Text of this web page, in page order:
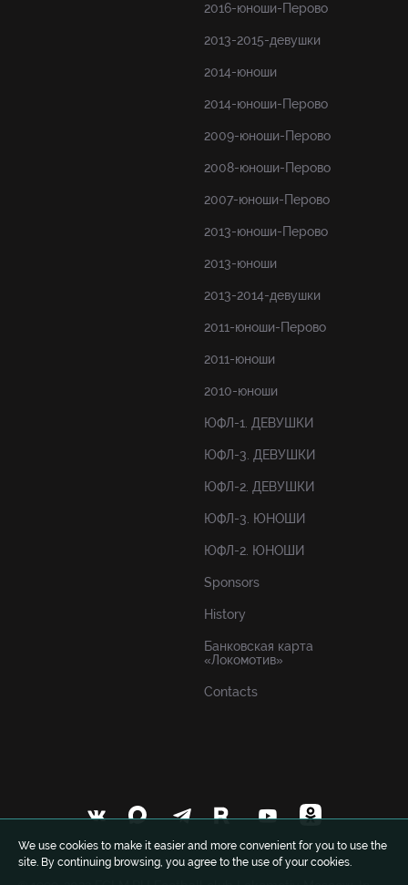
We use cookies to make it easier and more convenient for you to use the
site. By continuing browsing, you agree to the use of your cookies.
2016-юноши-Перово
2013-2015-девушки
2014-юноши
2014-юноши-Перово
2009-юноши-Перово
2008-юноши-Перово
2007-юноши-Перово
2013-юноши-Перово
2013-юноши
2013-2014-девушки
2011-юноши-Перово
2011-юноши
2010-юноши
ЮФЛ-1. ДЕВУШКИ
ЮФЛ-3. ДЕВУШКИ
ЮФЛ-2. ДЕВУШКИ
ЮФЛ-3. ЮНОШИ
ЮФЛ-2. ЮНОШИ
Sponsors
History
Банковская карта
«Локомотив»
Contacts